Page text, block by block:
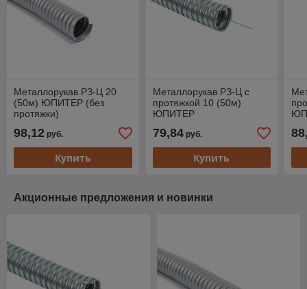
Металлорукав РЗ-Ц 20
(50м) ЮПИТЕР (без
протяжки)
98,12 руб.
Купить
Металлорукав РЗ-Ц с
протяжкой 10 (50м)
ЮПИТЕР
79,84руб.
Купить
Акционные предложения и новинки